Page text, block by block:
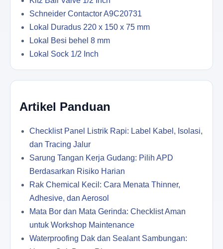
Schneider Contactor A9C20731
Lokal Duradus 220 x 150 x 75 mm
Lokal Besi behel 8 mm
Lokal Sock 1/2 Inch
Artikel Panduan
Checklist Panel Listrik Rapi: Label Kabel, Isolasi,
dan Tracing Jalur
Sarung Tangan Kerja Gudang: Pilih APD
Berdasarkan Risiko Harian
Rak Chemical Kecil: Cara Menata Thinner,
Adhesive, dan Aerosol
Mata Bor dan Mata Gerinda: Checklist Aman
untuk Workshop Maintenance
Waterproofing Dak dan Sealant Sambungan: